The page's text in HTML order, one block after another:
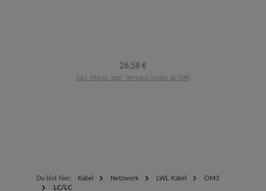
Regulärer Preis:
26,58 €
inkl. MwSt. zzgl. Versand (gratis ab 50€)
Du bist hier: Kabel Netzwerk LWL Kabel
OM3
LC/LC